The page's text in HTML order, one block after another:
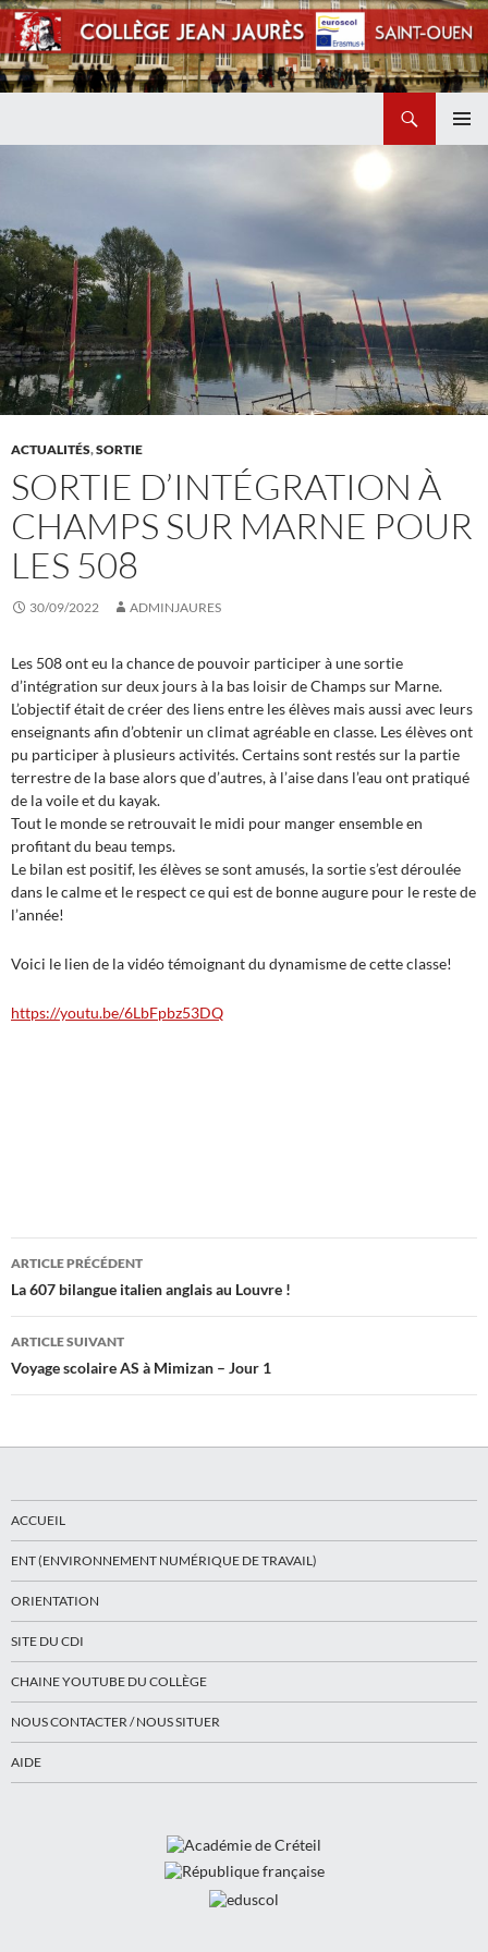
ACTUALITÉS,SORTIE
SORTIE D’INTÉGRATION À
CHAMPS SUR MARNE POUR
LES 508
30/09/2022 ADMINJAURES
Les 508 ont eu la chance de pouvoir participer à une sortie
d’intégration sur deux jours à la bas loisir de Champs sur Marne.
L’objectif était de créer des liens entre les élèves mais aussi avec leurs
enseignants afin d’obtenir un climat agréable en classe. Les élèves ont
pu participer à plusieurs activités. Certains sont restés sur la partie
terrestre de la base alors que d’autres, à l’aise dans l’eau ont pratiqué
de la voile et du kayak.
Tout le monde se retrouvait le midi pour manger ensemble en
profitant du beau temps.
Le bilan est positif, les élèves se sont amusés, la sortie s’est déroulée
dans le calme et le respect ce qui est de bonne augure pour le reste de
l’année!
Voici le lien de la vidéo témoignant du dynamisme de cette classe!
https://youtu.be/6LbFpbz53DQ
Navigation
des
articles
ARTICLE PRÉCÉDENT
La 607 bilangue italien anglais au Louvre !
ARTICLE SUIVANT
Voyage scolaire AS à Mimizan – Jour 1
ACCUEIL
ENT (ENVIRONNEMENT NUMÉRIQUE DE TRAVAIL)
ORIENTATION
SITE DU CDI
CHAINE YOUTUBE DU COLLÈGE
NOUS CONTACTER / NOUS SITUER
AIDE